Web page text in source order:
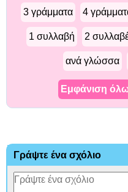
3 γράμματα 4
1 συλλαβή 2
ανά γλώσσα
Εμφάνιση
Γράψτε ένα σχόλιο